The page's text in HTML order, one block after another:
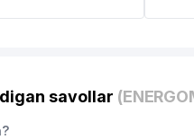
savollar